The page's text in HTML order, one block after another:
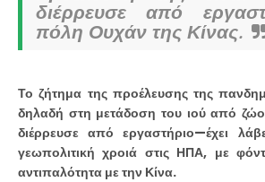
διέρρευσε από
πόλη Ουχάν της Κίνας.
Το ζήτημα της προέλευσης της
δηλαδή στη μετάδοση του ιού από
διέρρευσε από εργαστήριο—έχει
γεωπολιτική χροιά στις ΗΠΑ, με
αντιπαλότητα με την Κίνα.